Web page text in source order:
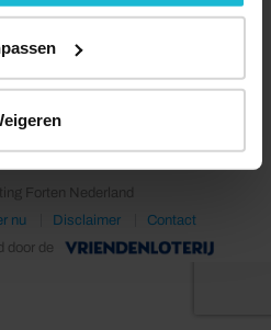
Forten Nederland
nu Disclaimer
Contact
door de